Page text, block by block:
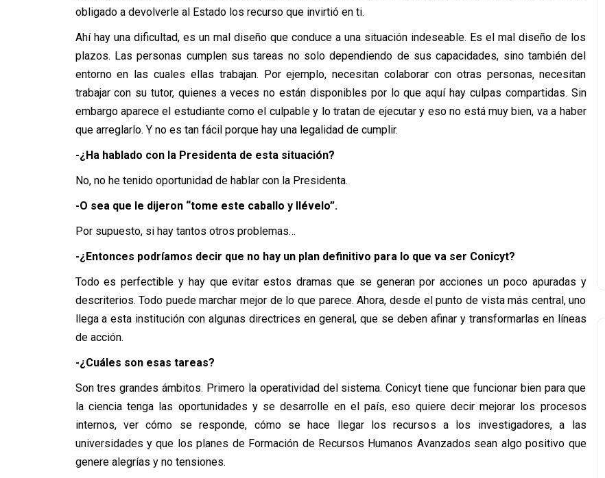
obligado a devolverle al Estado los recurso que invirtió en ti.
Ahí hay una dificultad, es un mal diseño que conduce a una situación indeseable. Es el mal diseño de los
plazos. Las personas cumplen sus tareas no solo dependiendo de sus capacidades, sino también del
entorno en las cuales ellas trabajan. Por ejemplo, necesitan colaborar con otras personas, necesitan
trabajar con su tutor, quienes a veces no están disponibles por lo que aquí hay culpas compartidas. Sin
embargo aparece el estudiante como el culpable y lo tratan de ejecutar y eso no está muy bien, va a haber
que arreglarlo. Y no es tan fácil porque hay una legalidad de cumplir.
-¿Ha hablado con la Presidenta de esta situación?
No, no he tenido oportunidad de hablar con la Presidenta.
-O sea que le dijeron “tome este caballo y llévelo”.
Por supuesto, si hay tantos otros problemas…
-¿Entonces podríamos decir que no hay un plan definitivo para lo que va ser Conicyt?
Todo es perfectible y hay que evitar estos dramas que se generan por acciones un poco apuradas y
descriterios. Todo puede marchar mejor de lo que parece. Ahora, desde el punto de vista más central, uno
llega a esta institución con algunas directrices en general, que se deben afinar y transformarlas en líneas
de acción.
-¿Cuáles son esas tareas?
Son tres grandes ámbitos. Primero la operatividad del sistema. Conicyt tiene que funcionar bien para que
la ciencia tenga las oportunidades y se desarrolle en el país, eso quiere decir mejorar los procesos
internos, ver cómo se responde, cómo se hace llegar los recursos a los investigadores, a las
universidades y que los planes de Formación de Recursos Humanos Avanzados sean algo positivo que
genere alegrías y no tensiones.